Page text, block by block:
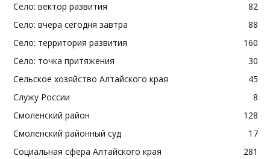
Село: вектор развития
82
Село: вчера сегодня завтра
88
Село: территория развития
160
Село: точка притяжения
30
Сельское хозяйство Алтайского края
45
Служу России
8
Смоленский район
128
Смоленский районный суд
17
Социальная сфера Алтайского края
281